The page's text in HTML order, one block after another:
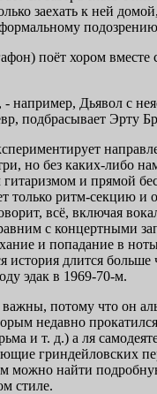
заехать к ней
поёт хором
например, Дьявол с
подбрасывает Эрту
но без каких-либо
и прямой
ритм-секцию и
всё, включая
с концертными
и попадание в
длится
эдак в 1969-70-м.
потому что он
недавно
и т. д.) а ля
гриндейловских
найти
стиле.